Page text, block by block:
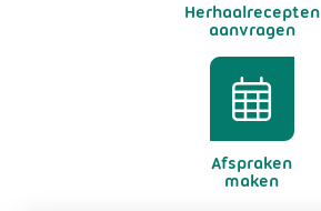
Herhaalrecepten
aanvragen
Afspraken
maken